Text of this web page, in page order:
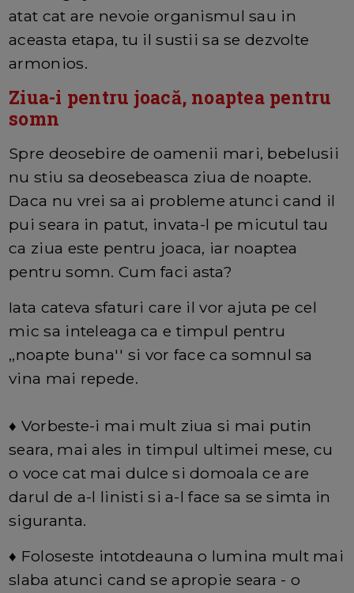
atat cat are nevoie organismul sau in
aceasta etapa, tu il sustii sa se dezvolte
armonios.
Ziua-i pentru joacă, noaptea pentru
somn
Spre deosebire de oamenii mari, bebelusii
nu stiu sa deosebeasca ziua de noapte.
Daca nu vrei sa ai probleme atunci cand il
pui seara in patut, invata-l pe micutul tau
ca ziua este pentru joaca, iar noaptea
pentru somn. Cum faci asta?
Iata cateva sfaturi care il vor ajuta pe cel
mic sa inteleaga ca e timpul pentru
,,noapte buna'' si vor face ca somnul sa
vina mai repede.
♦ Vorbeste-i mai mult ziua si mai putin
seara, mai ales in timpul ultimei mese, cu
o voce cat mai dulce si domoala ce are
darul de a-l linisti si a-l face sa se simta in
siguranta.
♦ Foloseste intotdeauna o lumina mult mai
slaba atunci cand se apropie seara - o